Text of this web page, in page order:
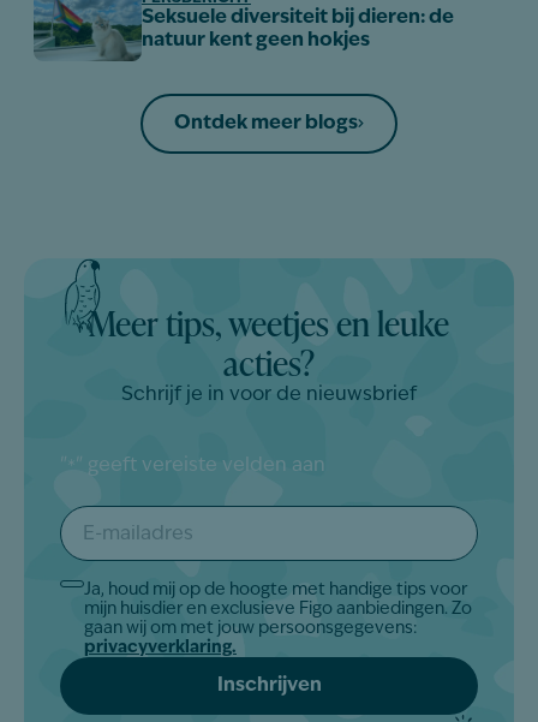
Seksuele diversiteit bij dieren: de
natuur kent geen hokjes
Ontdek meer blogs
Meer tips, weetjes en leuke
acties?
Schrijf je in voor de nieuwsbrief
" * " geeft vereiste velden aan
E-
mailadres
*
Akkoord
Ja, houd mij op de hoogte met handige tips voor
mijn huisdier en exclusieve Figo aanbiedingen. Zo
gaan wij om met jouw persoonsgegevens:
privacyverklaring.